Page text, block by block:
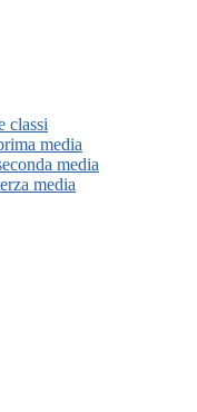
classi
media
media
media